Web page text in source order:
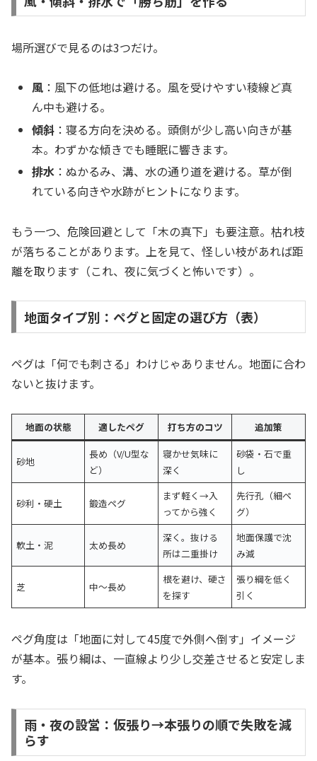
場所選びで見るのは3つだけ。
風 ：風下の低地は避ける。風を受けやすい稜線ど真
ん中も避ける。
傾斜 ：寝る方向を決める。頭側が少し高い向きが基
本。わずかな傾きでも睡眠に響きます。
排水 ：ぬかるみ、溝、水の通り道を避ける。草が倒
れている向きや水跡がヒントになります。
もう一つ、危険回避として「木の真下」も要注意。枯れ枝
が落ちることがあります。上を見て、怪しい枝があれば距
離を取ります（これ、夜に気づくと怖いです）。
地面タイプ別：ペグと固定の選び方（表）
ペグは「何でも刺さる」わけじゃありません。地面に合わ
ないと抜けます。
地面の状態 適したペグ 打ち方のコツ 追加策
砂地
長め（V/U型な
ど）
寝かせ気味に
深く
砂袋・石で重
し
砂利・硬土 鍛造ペグ
まず軽く→入
ってから強く
先行孔（細ペ
グ）
軟土・泥 太め長め
深く。抜ける
所は二重掛け
地面保護で沈
み減
芝 中〜長め
根を避け、硬さ
を探す
張り綱を低く
引く
ペグ角度は「地面に対して45度で外側へ倒す」イメージ
が基本。張り綱は、一直線より少し交差させると安定しま
す。
雨・夜の設営：仮張り→本張りの順で失敗を減
らす